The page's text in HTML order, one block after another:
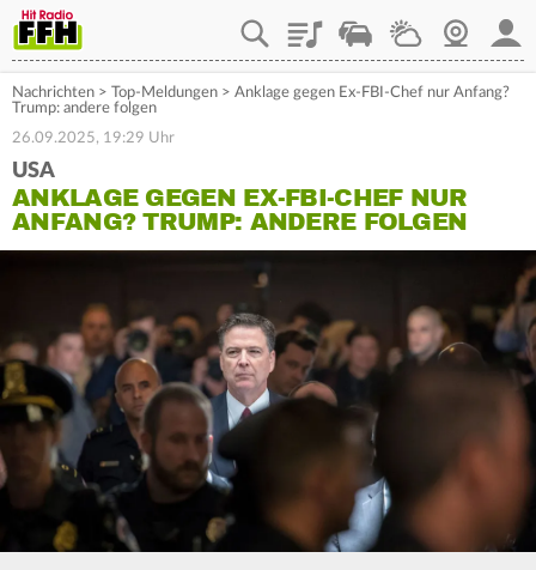
PlaylistStaupilotWetterWebcam
Nachrichten > Top-Meldungen > Anklage gegen Ex-FBI-Chef nur Anfang?
Trump: andere folgen
26.09.2025, 19:29 Uhr
USA
ANKLAGE GEGEN EX-FBI-CHEF NUR
ANFANG? TRUMP: ANDERE FOLGEN